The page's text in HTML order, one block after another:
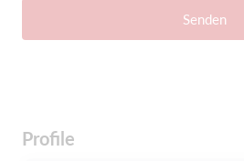
Senden
Profile